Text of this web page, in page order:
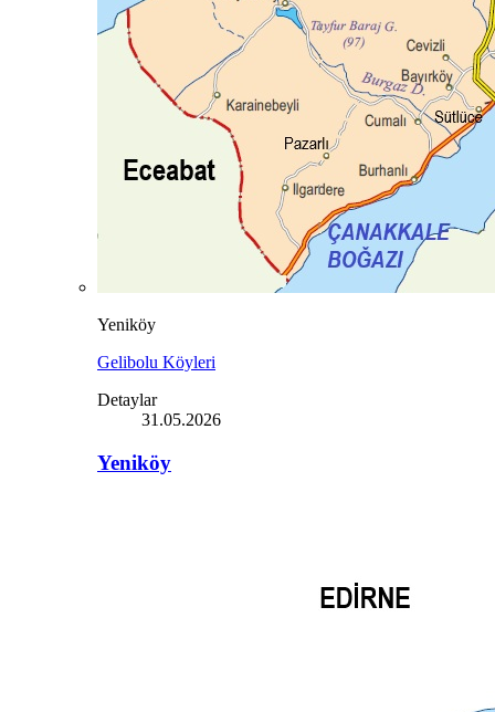
Yeniköy
Gelibolu Köyleri
Detaylar
31.05.2026
Yeniköy